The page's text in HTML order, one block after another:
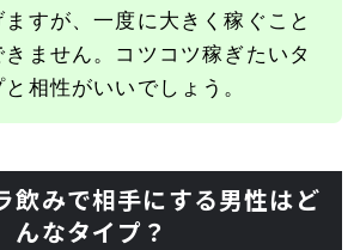
ますが、一度に大きく稼ぐこと
きません。コツコツ稼ぎたいタ
と相性がいいでしょう。
飲みで相手にする男性はど
んなタイプ？